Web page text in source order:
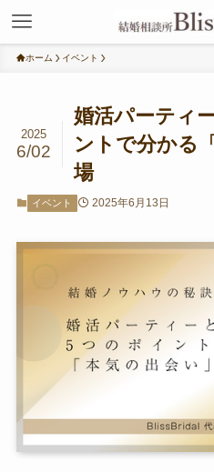
ホーム イベント
婚活パーティ
ントで分かる
場
2025
6/02
イベント 2025年6月13日